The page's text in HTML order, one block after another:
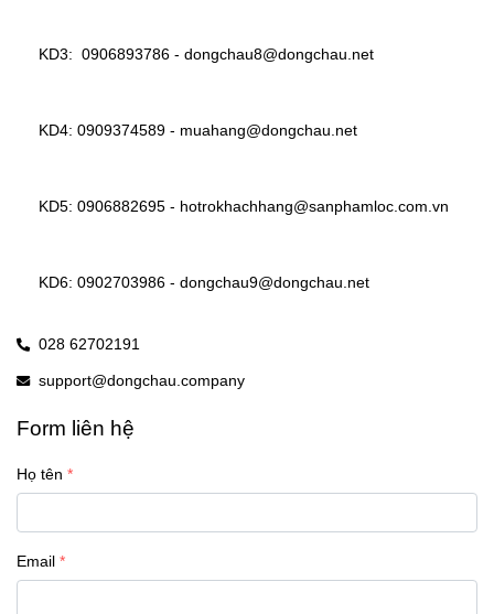
KD3: 0906893786 - dongchau8@dongchau.net
KD4: 0909374589 - muahang@dongchau.net
KD5: 0906882695 - hotrokhachhang@sanphamloc.com.vn
KD6: 0902703986 - dongchau9@dongchau.net
028 62702191
support@dongchau.company
Form liên hệ
Họ tên
Email